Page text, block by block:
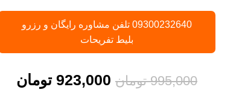
09300232640 تلفن مشاوره رایگان و رزرو
بلیط تفریحات
995,000 تومان 923,000 تومان